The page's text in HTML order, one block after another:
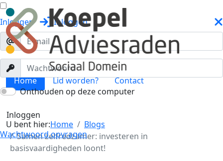
Inloggen Inloggen
Onthouden op deze computer
Inloggen
Wachtwoord opvragen
Home Lid worden? Contact
U bent hier:Home
Blogs
Samen zelfredzamer: investeren in
basisvaardigheden loont!